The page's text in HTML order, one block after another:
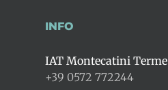
INFO
IAT Montecatini Terme
+39 0572 772244